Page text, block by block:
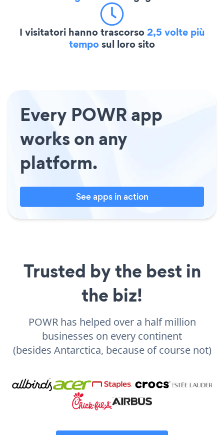
I visitatori hanno trascorso2,5 volte più
temposul loro sito
Every POWR app
works on any
platform.
See apps in action
Trusted by the best in
the biz!
POWR has helped over a half million
businesses on every continent
(besides Antarctica, because of course not)